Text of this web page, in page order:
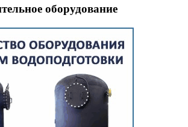
оборудование